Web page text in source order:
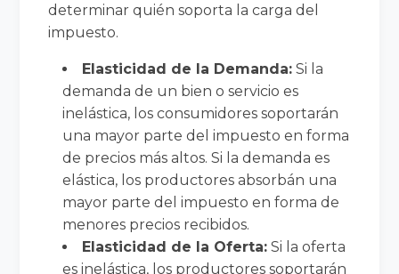
determinar quién soporta la carga del
impuesto.
Elasticidad de la Demanda: Si la
demanda de un bien o servicio es
inelástica, los consumidores soportarán
una mayor parte del impuesto en forma
de precios más altos. Si la demanda es
elástica, los productores absorbán una
mayor parte del impuesto en forma de
menores precios recibidos.
Elasticidad de la Oferta: Si la oferta
es inelástica, los productores soportarán